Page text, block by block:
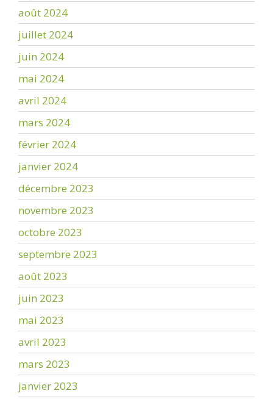
août 2024
juillet 2024
juin 2024
mai 2024
avril 2024
mars 2024
février 2024
janvier 2024
décembre 2023
novembre 2023
octobre 2023
septembre 2023
août 2023
juin 2023
mai 2023
avril 2023
mars 2023
janvier 2023